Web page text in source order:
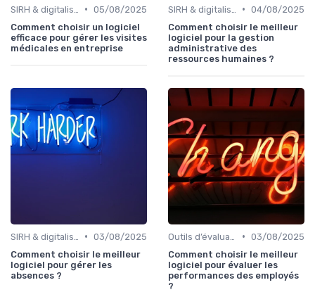
• 05/08/2025
Comment choisir un logiciel
efficace pour gérer les visites
médicales en entreprise
• 04/08/2025
Comment choisir le meilleur
logiciel pour la gestion
administrative des
ressources humaines ?
• 03/08/2025
Comment choisir le meilleur
logiciel pour gérer les
absences ?
• 03/08/2025
Comment choisir le meilleur
logiciel pour évaluer les
performances des employés
?